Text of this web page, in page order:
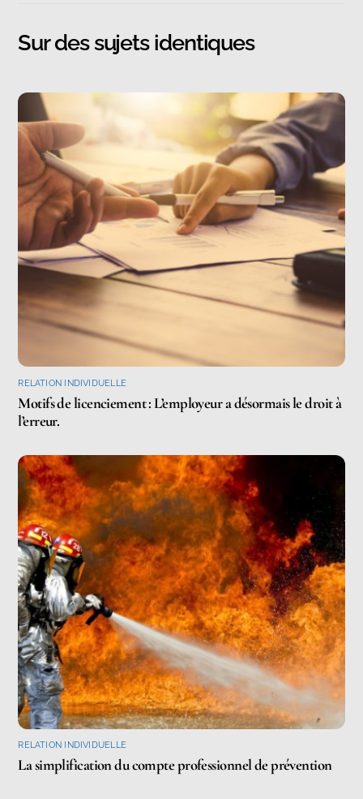
Sur des sujets identiques
RELATION INDIVIDUELLE
Motifs de licenciement : L’employeur a désormais le droit à
l’erreur.
RELATION INDIVIDUELLE
La simplification du compte professionnel de prévention